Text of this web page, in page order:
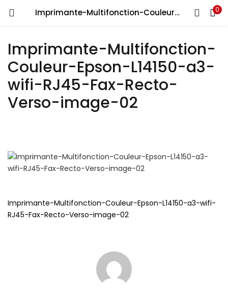
Imprimante-Multifonction-Couleur-Epson-L14150-a3-wifi-RJ45-Fax-Recto-Verso-image-02 0
Recherche
CONNEXION REGISTRE
Entrez votre nom d'utilisateur et le mot de passe pour vous
connecter.
Connexion
Imprimante-Multifonction-
Couleur-Epson-L14150-a3-
wifi-RJ45-Fax-Recto-
Verso-image-02
Imprimante-Multifonction-Couleur-Epson-L14150-a3-wifi-
RJ45-Fax-Recto-Verso-image-02